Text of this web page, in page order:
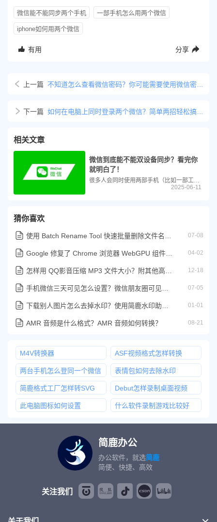
微信能不能同步两个手机 一部手机怎么用两个微信
iphone如何用两个微信
有用 分享
上一篇
下一篇
相关文章
微信到底能不能双设备同步？看完你
就明白了！
很多人会同时使用两部手机（比如一部工作机、一部生活机），于是经常会有用户问：“微信能不能同步两个手机？我能不能在两台设备上同时登录同一个微信账号？”这个问题其实涉及到微信的“多设备登录”机制。本文将从技术原理、操作方法、注意事项等角度进行全面科普，帮助你了解微信是否支持两台手机同步使用。
2025-06-11
猜你喜欢
07-08
04-02
12-18
07-05
01-01
AMR 音频是什么格式？AMR 音频如何转换？ 08-21
M4V转换器 ASF视频格式怎样转换
两台手机怎么登同一个微信 表情包如何去除水印
简鹿格式工厂怎样转SVG Debut怎样录制桌面视频
此电脑图标如何设置 什么软件录制游戏比较好
简鹿办公
办公软件，就选简鹿
简便、快捷、高效
关注我们